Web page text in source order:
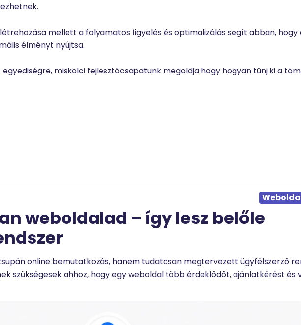
mellett a folyamatos figyelés és optimalizálás segít abban, hogy
élményt nyújtsa.
miskolci fejlesztőcsapatunk megoldja hogy hogyan tűnj ki a
weboldalad – így lesz belőle
online bemutatkozás, hanem tudatosan megtervezett ügyfélszerző
szükségesek ahhoz, hogy egy weboldal több érdeklődőt, ajánlatkérést és